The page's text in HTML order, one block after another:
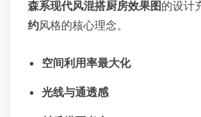
森系现代风混搭厨房效果图的设计
约风格的核心理念。
空间利用率最大化
光线与通透感